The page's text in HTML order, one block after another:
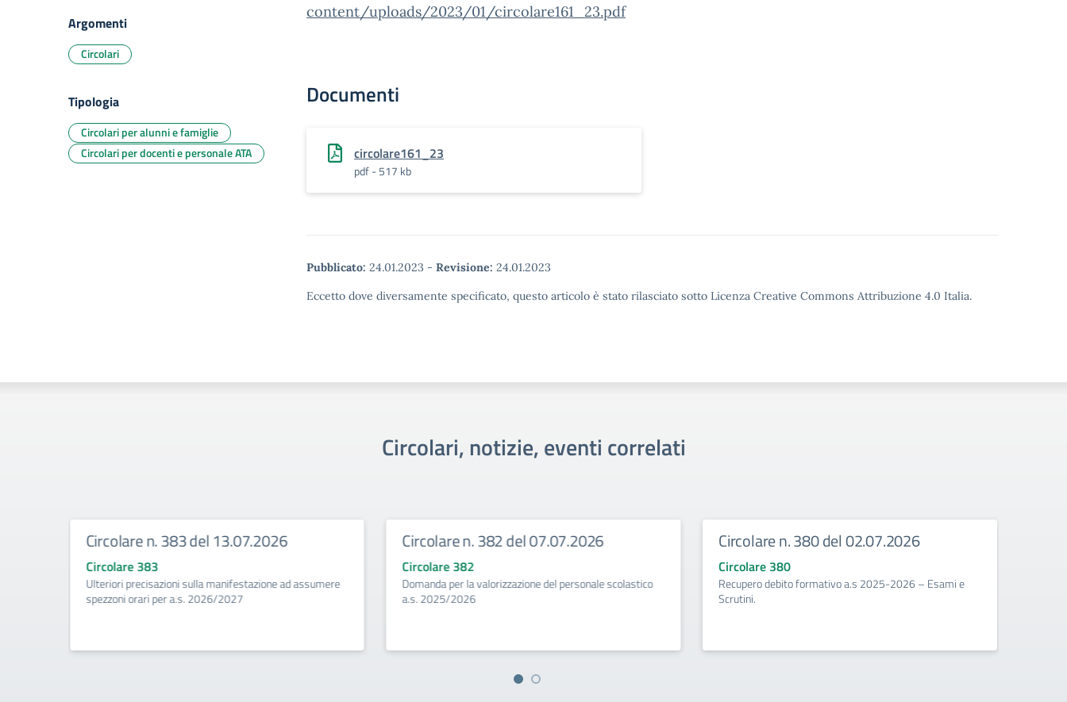
content/uploads/2023/01/circolare161_23.pdf
Documenti
circolare161_23
pdf - 517 kb
Pubblicato: 24.01.2023 - Revisione: 24.01.2023
Eccetto dove diversamente specificato, questo articolo è stato rilasciato sotto Licenza Creative Commons Attribuzione 4.0 Italia.
Argomenti
Circolari
Tipologia
Circolari per alunni e famiglie
Circolari per docenti e personale ATA
Circolari, notizie, eventi correlati
Circolare n. 383 del 13.07.2026
Circolare 383
Ulteriori precisazioni sulla manifestazione ad assumere
spezzoni orari per a.s. 2026/2027
Circolare n. 382 del 07.07.2026
Circolare 382
Domanda per la valorizzazione del personale scolastico
a.s. 2025/2026
Circolare n. 380 del 02.07.2026
Circolare 380
Recupero debito formativo a.s 2025-2026 – Esami e
Scrutini.